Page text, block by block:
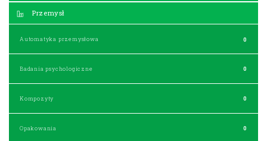
Przemysł
Automatyka przemysłowa 0
Badania psychologiczne 0
Kompozyty 0
Opakowania 0